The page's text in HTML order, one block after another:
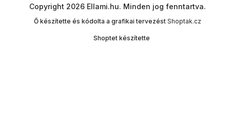
Shoptet készítette
Copyright 2026 Ellami.hu. Minden jog fenntartva.
Ő készítette és kódolta a grafikai tervezést Shoptak.cz